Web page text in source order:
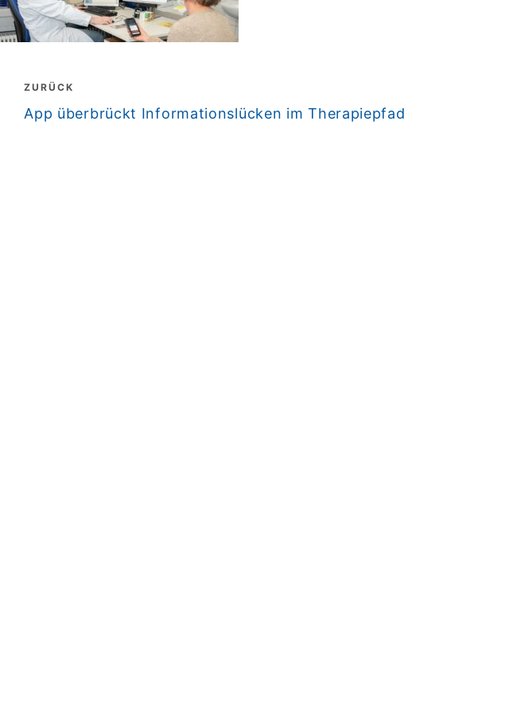
Beitragsnavigation
ZURÜCK
zurück
App überbrückt Informationslücken im Therapiepfad